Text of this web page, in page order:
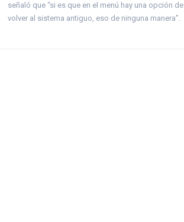
señaló que “si es que en el menú hay una opción de
volver al sistema antiguo, eso de ninguna manera”.